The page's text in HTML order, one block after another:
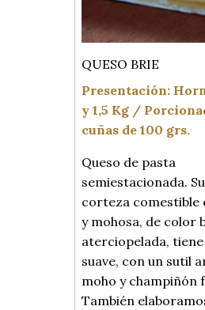
QUESO BRIE
Presentación:
y 1,5 Kg /
cuñas de 100 grs.
Queso de pasta
semiestacionada.
corteza comestible
y mohosa, de color
aterciopelada,
suave, con un sutil
moho y champiñón
También